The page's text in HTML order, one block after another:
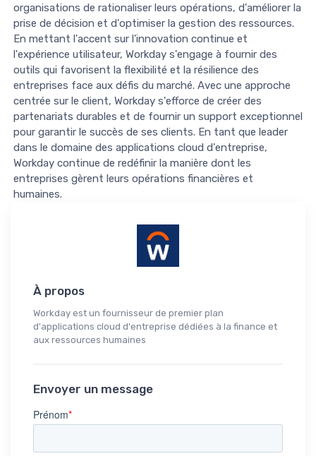
organisations de rationaliser leurs opérations, d'améliorer la
prise de décision et d'optimiser la gestion des ressources.
En mettant l'accent sur l'innovation continue et
l'expérience utilisateur, Workday s'engage à fournir des
outils qui favorisent la flexibilité et la résilience des
entreprises face aux défis du marché. Avec une approche
centrée sur le client, Workday s'efforce de créer des
partenariats durables et de fournir un support exceptionnel
pour garantir le succès de ses clients. En tant que leader
dans le domaine des applications cloud d'entreprise,
Workday continue de redéfinir la manière dont les
entreprises gèrent leurs opérations financières et
humaines.
À propos
Workday est un fournisseur de premier plan
d'applications cloud d'entreprise dédiées à la finance et
aux ressources humaines
Envoyer un message